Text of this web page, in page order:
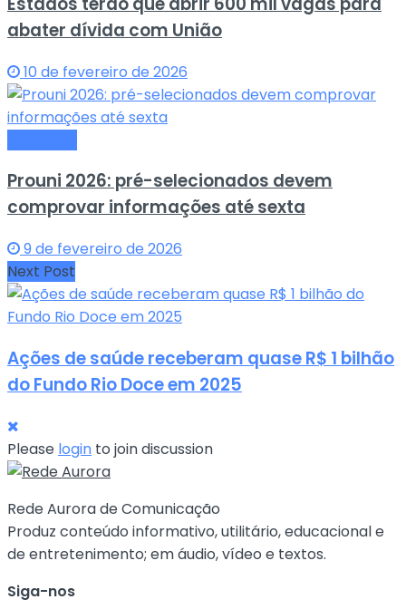
abater dívida com União
10 de fevereiro de 2026
Prouni 2026: pré-selecionados devem
comprovar informações até sexta
9 de fevereiro de 2026
Next Post
Ações de saúde receberam quase R$ 1 bilhão
do Fundo Rio Doce em 2025
Please login to join discussion
Rede Aurora de Comunicação
Produz conteúdo informativo, utilitário, educacional e
de entretenimento; em áudio, vídeo e textos.
Siga-nos